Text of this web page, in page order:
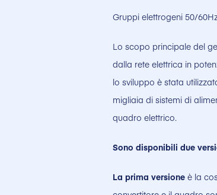
Gruppi elettrogeni 50/
Lo scopo principale del
dalla rete elettrica in
lo sviluppo è stata
migliaia di sistemi di
quadro elettrico.
Sono disponibili due
La prima versione è la